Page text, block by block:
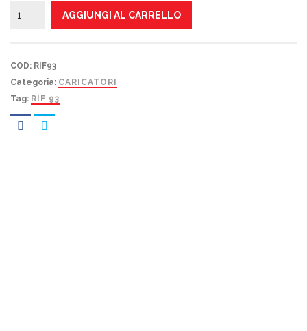
CARICATORE
AGGIUNGI AL CARRELLO
COD: RIF93
Categoria: CARICATORI
Tag: RIF 93